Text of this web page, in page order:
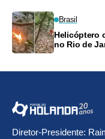
Brasil
Helicóptero
no Rio de
Diretor-Presidente: